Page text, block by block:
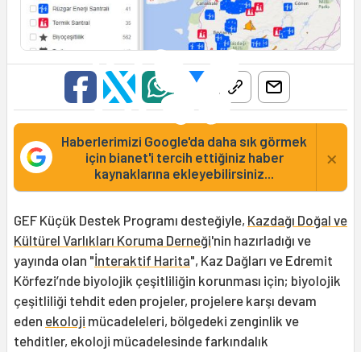
Haberlerimizi Google'da daha sık görmek
için bianet'i tercih ettiğiniz haber
kaynaklarına ekleyebilirsiniz...
×
GEF Küçük Destek Programı desteğiyle, Kazdağı Doğal ve
Kültürel Varlıkları Koruma Derneği'nin hazırladığı ve
yayında olan "İnteraktif Harita", Kaz Dağları ve Edremit
Körfezi’nde biyolojik çeşitliliğin korunması için; biyolojik
çeşitliliği tehdit eden projeler, projelere karşı devam
eden ekoloji mücadeleleri, bölgedeki zenginlik ve
tehditler, ekoloji mücadelesinde farkındalık